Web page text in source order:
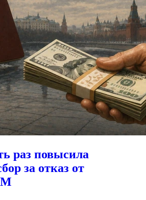
раз повысила
за отказ от